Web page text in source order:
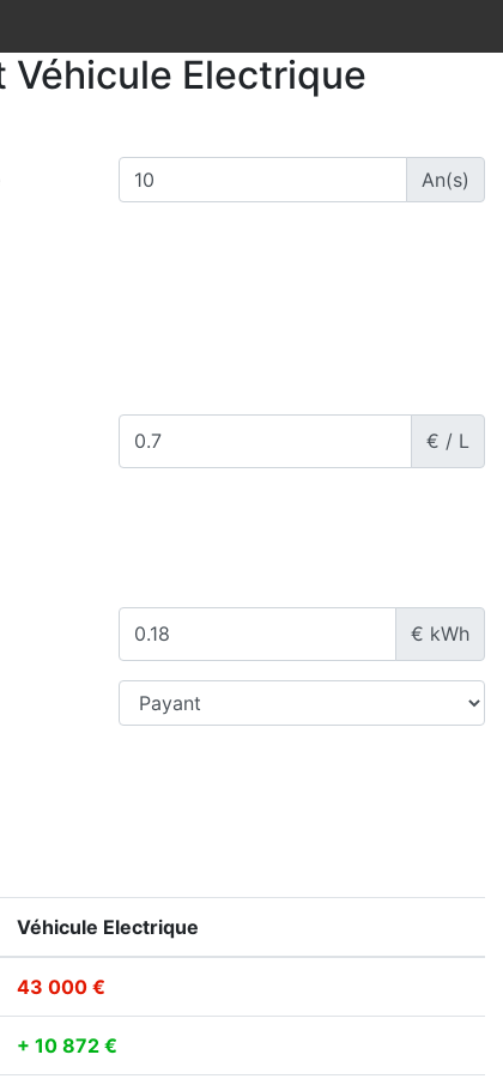
Electrique
An(s)
€ / L
€ kWh
Véhicule Electrique
43 000 €
+ 10 872 €